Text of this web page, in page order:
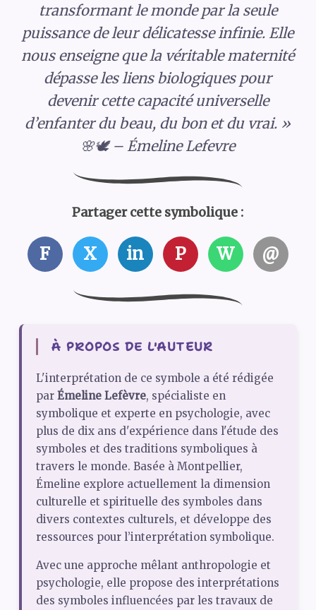
transformant le monde par la seule
puissance de leur délicatesse infinie. Elle
nous enseigne que la véritable maternité
dépasse les liens biologiques pour
devenir cette capacité universelle
d’enfanter du beau, du bon et du vrai. »
🌸🕊️ – Émeline Lefevre
Partager cette symbolique :
F X in P W @
À PROPOS DE L'AUTEUR
L'interprétation de ce symbole a été rédigée
par Émeline Lefèvre, spécialiste en
symbolique et experte en psychologie, avec
plus de dix ans d'expérience dans l'étude des
symboles et des traditions symboliques à
travers le monde. Basée à Montpellier,
Émeline explore actuellement la dimension
culturelle et spirituelle des symboles dans
divers contextes culturels, et développe des
ressources pour l’interprétation symbolique.
Avec une approche mêlant anthropologie et
psychologie, elle propose des interprétations
des symboles influencées par les travaux de